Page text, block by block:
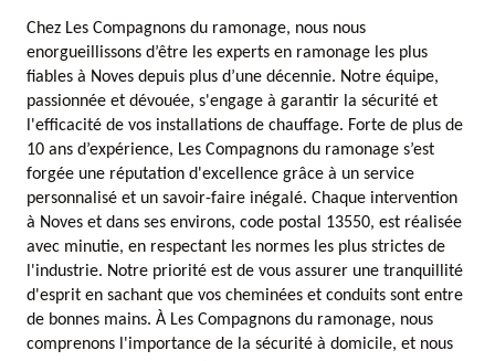
Chez Les Compagnons du ramonage, nous nous
enorgueillissons d’être les experts en ramonage les plus
fiables à Noves depuis plus d’une décennie. Notre équipe,
passionnée et dévouée, s'engage à garantir la sécurité et
l'efficacité de vos installations de chauffage. Forte de plus de
10 ans d’expérience, Les Compagnons du ramonage s’est
forgée une réputation d'excellence grâce à un service
personnalisé et un savoir-faire inégalé. Chaque intervention
à Noves et dans ses environs, code postal 13550, est réalisée
avec minutie, en respectant les normes les plus strictes de
l'industrie. Notre priorité est de vous assurer une tranquillité
d'esprit en sachant que vos cheminées et conduits sont entre
de bonnes mains. À Les Compagnons du ramonage, nous
comprenons l'importance de la sécurité à domicile, et nous